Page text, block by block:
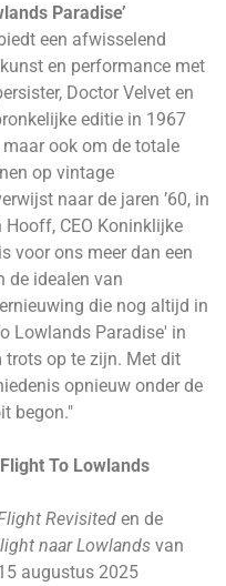
Paradise’
een afwisselend
en performance met
Doctor Velvet en
editie in 1967
ook om de totale
op vintage
naar de jaren ’60, in
CEO Koninklijke
is voor ons meer dan een
de idealen van
die nog altijd in
Lowlands Paradise' in
trots op te zijn. Met dit
opnieuw onder de
begon."
To Lowlands
Revisited en de
naar Lowlands van
augustus 2025